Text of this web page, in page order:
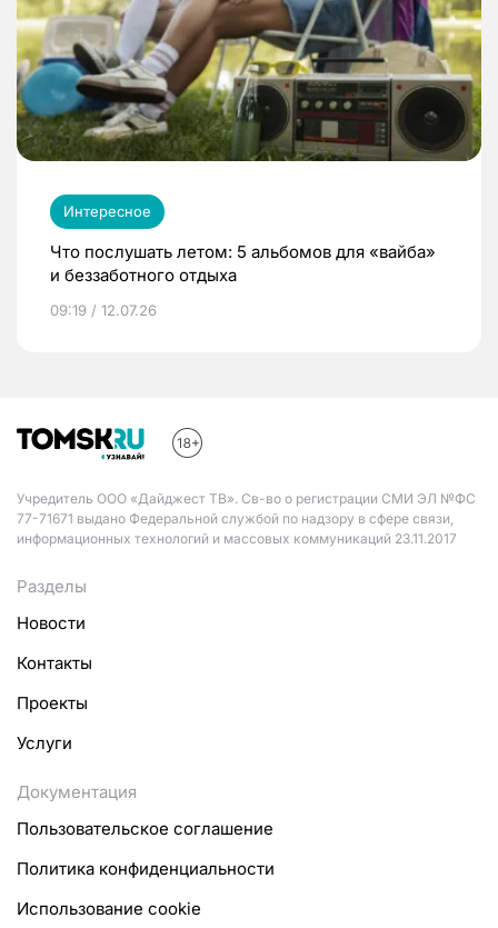
Интересное
Что послушать летом: 5 альбомов для «вайба»
и беззаботного отдыха
09:19 / 12.07.26
Учредитель ООО «Дайджест ТВ». Св-во о регистрации СМИ ЭЛ №ФС
77-71671 выдано Федеральной службой по надзору в сфере связи,
информационных технологий и массовых коммуникаций 23.11.2017
Разделы
Новости
Контакты
Проекты
Услуги
Документация
Пользовательское соглашение
Политика конфиденциальности
Использование cookie